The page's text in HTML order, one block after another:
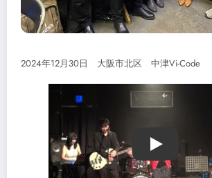
2024年12月30日 大阪市北区 中津Vi-Code
Play